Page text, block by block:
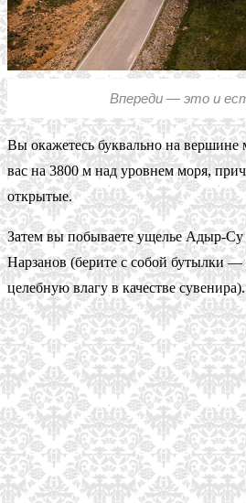
Впереди — это и
Вы окажетесь буквально на вершине
вас на 3800 м над уровнем моря,
открытые.
Затем вы побываете ущелье Адыр-
Нарзанов (берите с собой бутылки —
целебную влагу в качестве сувенира).